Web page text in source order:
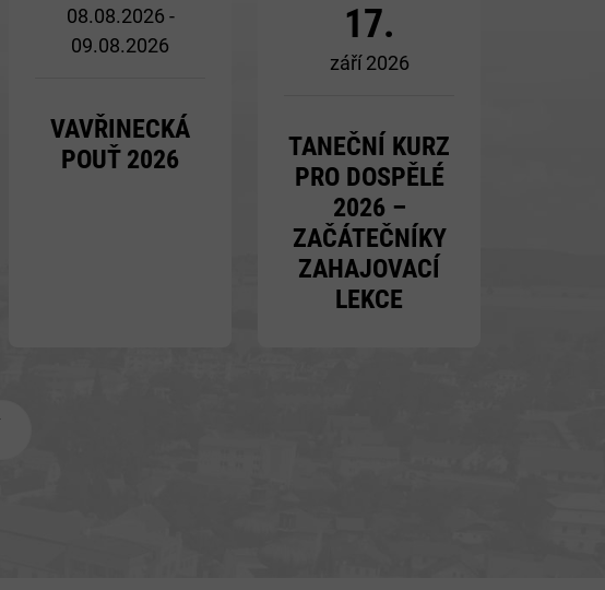
08.08.2026 -
09.08.2026
VAVŘINECKÁ
POUŤ 2026
17.
září 2026
TANEČNÍ KURZ
PRO DOSPĚLÉ
2026 –
ZAČÁTEČNÍKY
ZAHAJOVACÍ
LEKCE